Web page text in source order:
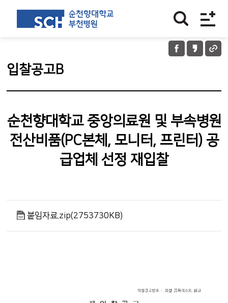
입찰공고B
순천향대학교 중앙의료원 및 부속병원
전산비품(PC본체, 모니터, 프린터) 공
급업체 선정 재입찰
붙임자료.zip(2753730KB)